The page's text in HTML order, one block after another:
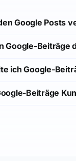
Google Posts
Google-Beiträge
ich Google-
Beiträge